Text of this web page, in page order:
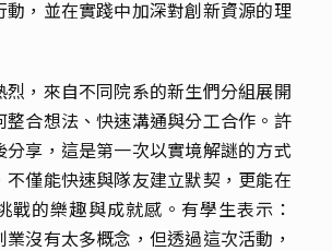
動，並在實踐中加深對創新資源的理
烈，來自不同院系的新生們分組展開
整合想法、快速溝通與分工合作。許
分享，這是第一次以實境解謎的方式
不僅能快速與隊友建立默契，更能在
戰的樂趣與成就感。有學生表示：
業沒有太多概念，但透過這次活動，